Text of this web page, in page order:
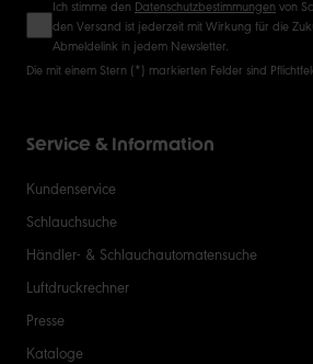
Ich stimme den Datenschutzbestimmungen von
den Versand ist jederzeit mit Wirkung für die
Abmeldelink in jedem Newsletter.
Die mit einem Stern (*) markierten Felder sind
Service & Information
Kundenservice
Schlauchsuche
Händler- & Schlauchautomatensuche
Luftdruckrechner
Presse
Kataloge